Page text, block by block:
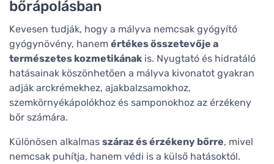
bőrápolásban
Kevesen tudják, hogy a mályva nemcsak gyógyító
gyógynövény, hanem értékes összetevője a
természetes kozmetikának is. Nyugtató és hidratáló
hatásainak köszönhetően a mályva kivonatot gyakran
adják arckrémekhez, ajakbalzsamokhoz,
szemkörnyékápolókhoz és samponokhoz az érzékeny
bőr számára.
Különösen alkalmas száraz és érzékeny bőrre, mivel
nemcsak puhítja, hanem védi is a külső hatásoktól.